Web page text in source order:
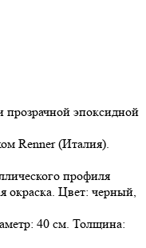
прозрачной эпоксидной
Renner (Италия).
профиля
окраска. Цвет: черный,
40 см. Толщина: